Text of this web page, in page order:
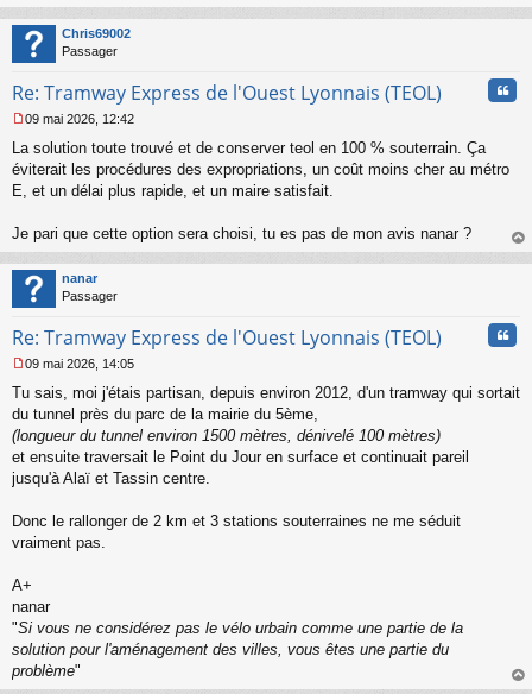
au
Chris69002
Passager
Re: Tramway Express de l'Ouest Lyonnais (TEOL)
e
s
a
e
n
o
n
l
09 mai 2026, 12:42
La solution toute trouvé et de conserver teol en 100 % souterrain. Ça
éviterait les procédures des expropriations, un coût moins cher au métro
E, et un délai plus rapide, et un maire satisfait.
Je pari que cette option sera choisi, tu es pas de mon avis nanar ?
au
nanar
Passager
Re: Tramway Express de l'Ouest Lyonnais (TEOL)
e
s
s
g
e
o
n
09 mai 2026, 14:05
Tu sais, moi j'étais partisan, depuis environ 2012, d'un tramway qui sortait
du tunnel près du parc de la mairie du 5ème,
(longueur du tunnel environ 1500 mètres, dénivelé 100 mètres)
et ensuite traversait le Point du Jour en surface et continuait pareil
jusqu'à Alaï et Tassin centre.
Donc le rallonger de 2 km et 3 stations souterraines ne me séduit
vraiment pas.
A+
nanar
"Si vous ne considérez pas le vélo urbain comme une partie de la
solution pour l'aménagement des villes, vous êtes une partie du
problème"